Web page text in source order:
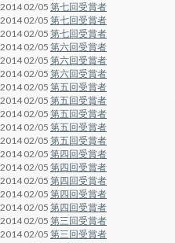
2014 02/05 第七回受賞者
2014 02/05 第七回受賞者
2014 02/05 第七回受賞者
2014 02/05 第六回受賞者
2014 02/05 第六回受賞者
2014 02/05 第六回受賞者
2014 02/05 第五回受賞者
2014 02/05 第五回受賞者
2014 02/05 第五回受賞者
2014 02/05 第五回受賞者
2014 02/05 第五回受賞者
2014 02/05 第四回受賞者
2014 02/05 第四回受賞者
2014 02/05 第四回受賞者
2014 02/05 第四回受賞者
2014 02/05 第四回受賞者
2014 02/05 第三回受賞者
2014 02/05 第三回受賞者